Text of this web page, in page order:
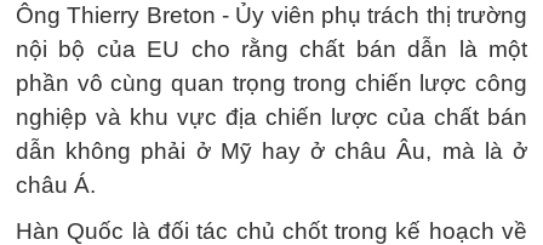
Ông Thierry Breton - Ủy viên phụ trách thị trường
nội bộ của EU cho rằng chất bán dẫn là một
phần vô cùng quan trọng trong chiến lược công
nghiệp và khu vực địa chiến lược của chất bán
dẫn không phải ở Mỹ hay ở châu Âu, mà là ở
châu Á.
Hàn Quốc là đối tác chủ chốt trong kế hoạch về